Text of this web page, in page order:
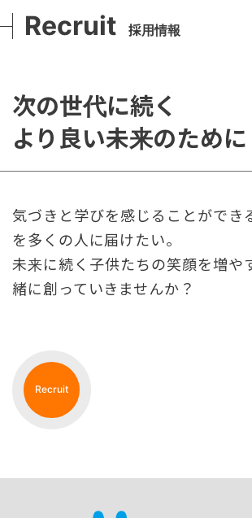
Recruit 採用情報
次の世代に続く
より良い未来のために
気づきと学びを感じることができ
を多くの人に届けたい。
未来に続く子供たちの笑顔を増や
緒に創っていきませんか？
Recruit